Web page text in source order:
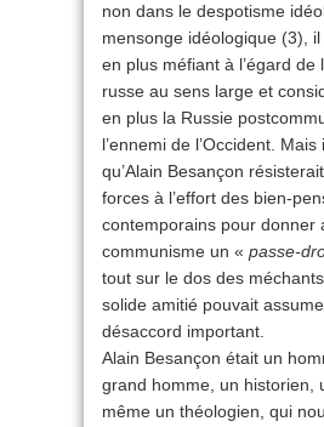
non dans le despotisme
mensonge idéologique (3),
en plus méfiant à l’égard de
russe au sens large et
en plus la Russie
l’ennemi de l’Occident.
qu’Alain Besançon
forces à l’effort des bien-
contemporains pour donner
communisme un « passe-
tout sur le dos des
solide amitié pouvait
désaccord important.
Alain Besançon était un
grand homme, un historien,
même un théologien, qui